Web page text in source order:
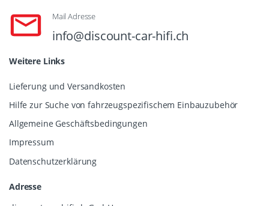
Mail Adresse
info@discount-car-hifi.ch
Weitere Links
Lieferung und Versandkosten
Hilfe zur Suche von fahrzeugspezifischem Einbauzubehör
Allgemeine Geschäftsbedingungen
Impressum
Datenschutzerklärung
Adresse